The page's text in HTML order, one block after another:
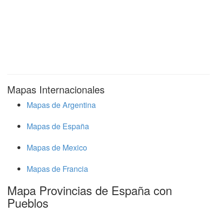
Mapas Internacionales
Mapas de Argentina
Mapas de España
Mapas de Mexico
Mapas de Francia
Mapa Provincias de España con
Pueblos